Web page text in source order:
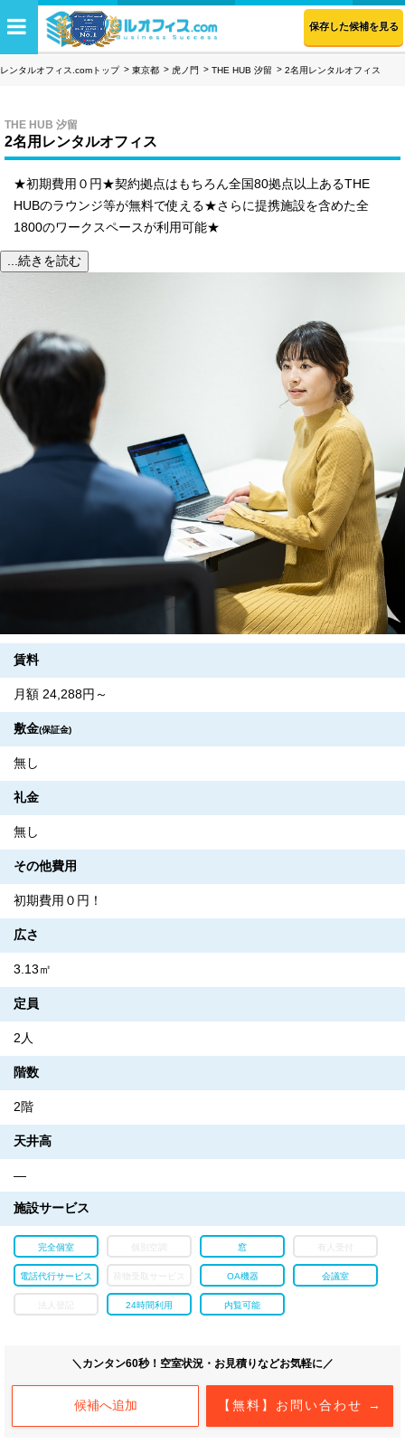
保存した候補を見る
レンタルオフィス.comトップ 東京都 虎ノ門 THE HUB 汐留 2名用レンタルオフィス
THE HUB 汐留
2名用レンタルオフィス
★初期費用０円★契約拠点はもちろん全国80拠点以上あるTHE
HUBのラウンジ等が無料で使える★さらに提携施設を含めた全
1800のワークスペースが利用可能★
...続きを読む
賃料
月額 24,288円～
敷金(保証金)
無し
礼金
無し
その他費用
初期費用０円！
広さ
3.13㎡
定員
2人
階数
2階
天井高
―
施設サービス
完全個室 個別空調 窓
電話代行サービス OA機器 会議室
24時間利用 内覧可能
＼カンタン60秒！空室状況・お見積りなどお気軽に／
【無料】お問い合わせ →
候補へ追加